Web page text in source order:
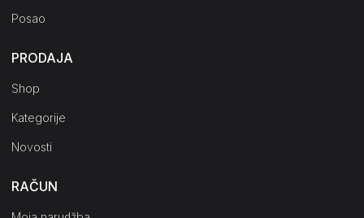
Posao
PRODAJA
Shop
Kategorije
Novosti
RAČUN